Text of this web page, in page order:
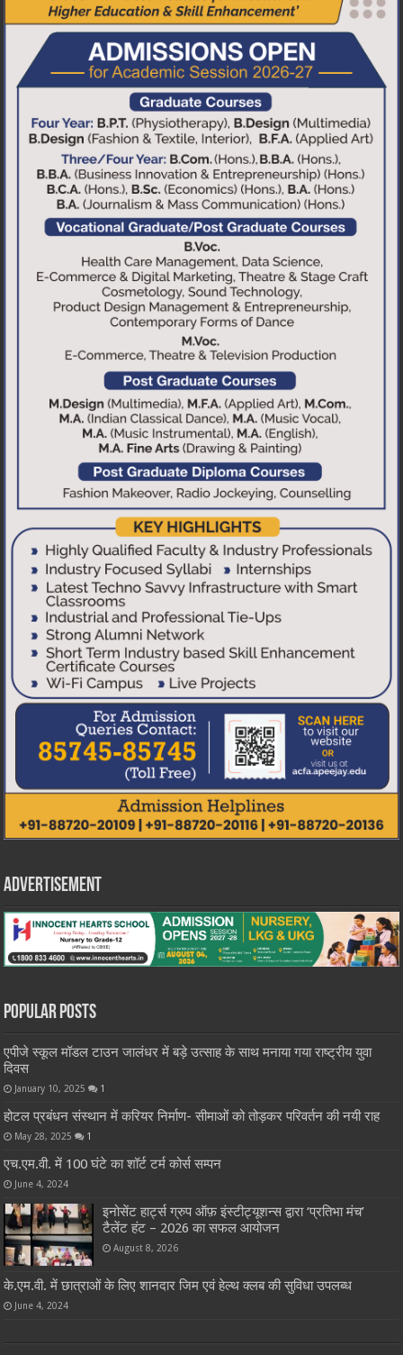
Advertisement
Popular Posts
एपीजे स्कूल मॉडल टाउन जालंधर में बड़े उत्साह के साथ मनाया गया राष्ट्रीय युवा
दिवस
January 10, 2025 1
होटल प्रबंधन संस्थान में करियर निर्माण- सीमाओं को तोड़कर परिवर्तन की नयी राह
May 28, 2025 1
एच.एम.वी. में 100 घंटे का शॉर्ट टर्म कोर्स सम्पन
June 4, 2024
इनोसेंट हार्ट्स ग्रुप ऑफ़ इंस्टीट्यूशन्स द्वारा ‘प्रतिभा मंच’
टैलेंट हंट – 2026 का सफल आयोजन
August 8, 2026
के.एम.वी. में छात्राओं के लिए शानदार जिम एवं हेल्थ क्लब की सुविधा उपलब्ध
June 4, 2024